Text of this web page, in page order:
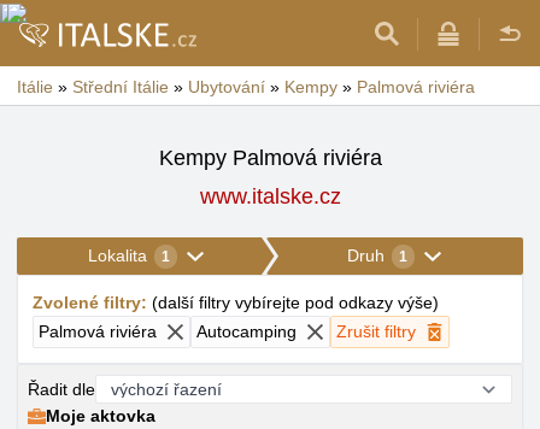
Itálie » Střední Itálie » Ubytování » Kempy » Palmová riviéra
Kempy Palmová riviéra
www.italske.cz
Lokalita 1 Druh 1
Zvolené filtry: (další filtry vybírejte pod odkazy výše)
Palmová riviéra
Autocamping Zrušit filtry
Řadit dle
Moje aktovka